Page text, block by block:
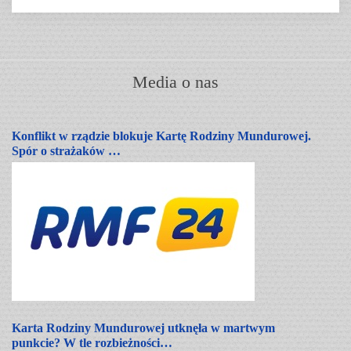
Media o nas
Konflikt w rządzie blokuje Kartę Rodziny Mundurowej.
Spór o strażaków …
Karta Rodziny Mundurowej utknęła w martwym
punkcie? W tle rozbieżności…